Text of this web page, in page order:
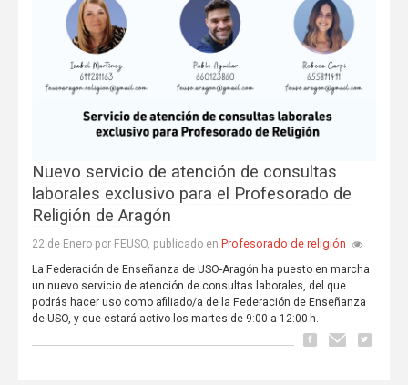
Nuevo servicio de atención de consultas
laborales exclusivo para el Profesorado de
Religión de Aragón
22 de Enero por FEUSO, publicado en Profesorado de religión
La Federación de Enseñanza de USO-Aragón ha puesto en marcha
un nuevo servicio de atención de consultas laborales, del que
podrás hacer uso como afiliado/a de la Federación de Enseñanza
de USO, y que estará activo los martes de 9:00 a 12:00 h.